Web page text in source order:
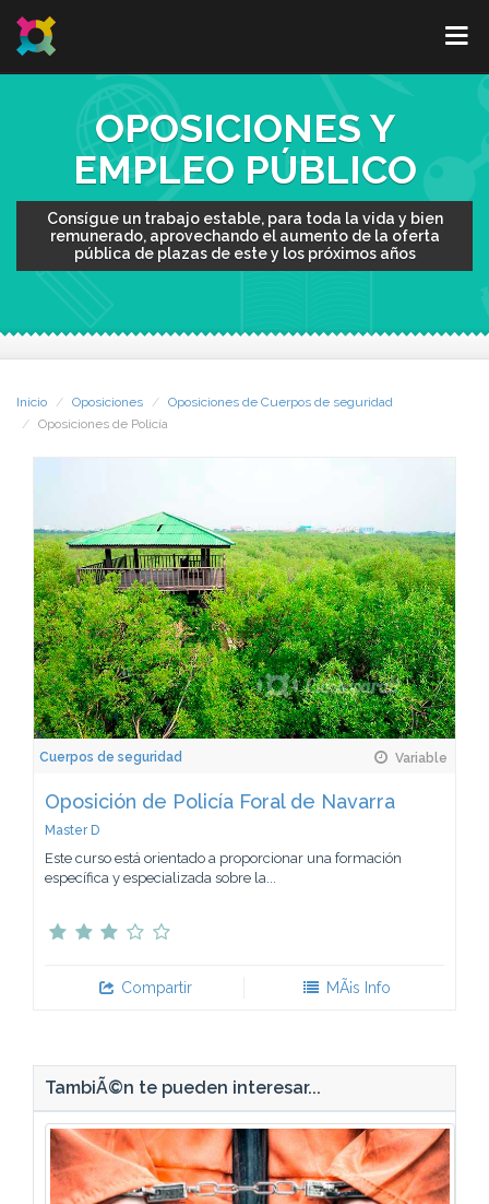
OPOSICIONES Y
EMPLEO PÚBLICO
Consígue un trabajo estable, para toda la vida y bien
remunerado, aprovechando el aumento de la oferta
pública de plazas de este y los próximos años
Inicio Oposiciones
Oposiciones de Cuerpos de seguridad
Oposiciones de Policía
Cuerpos de seguridad Variable
Oposición de Policía Foral de Navarra
Master D
Este curso está orientado a proporcionar una formación
específica y especializada sobre la...
Compartir MÃ¡s Info
TambiÃ©n te pueden interesar...